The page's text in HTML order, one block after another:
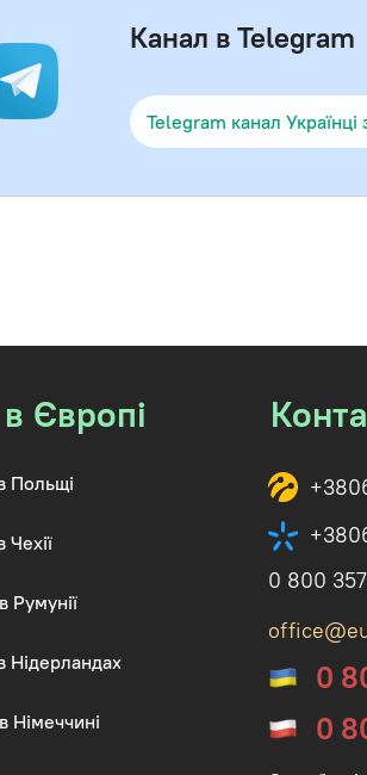
Канал в Telegram
Telegram канал
Європі
Польщі
Чехії
Румунії
Нідерландах
Німеччині
0
0
0 800